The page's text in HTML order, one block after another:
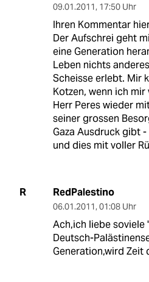
09.01.2011, 17:50 Uhr
Ihren Kommentar
Der Aufschrei geht
eine Generation
Leben nichts
Scheisse erlebt. Mir
Kotzen, wenn ich
Herr Peres wieder
seiner grossen
Gaza Ausdruck gibt
und dies mit voller
R RedPalestino
06.01.2011, 01:08 Uhr
Ach,ich liebe soviele
Deutsch-
Generation,wird Zeit